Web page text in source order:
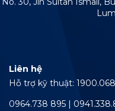
Liên hệ
Hỗ trợ kỹ thuật:
0964.738 895 |